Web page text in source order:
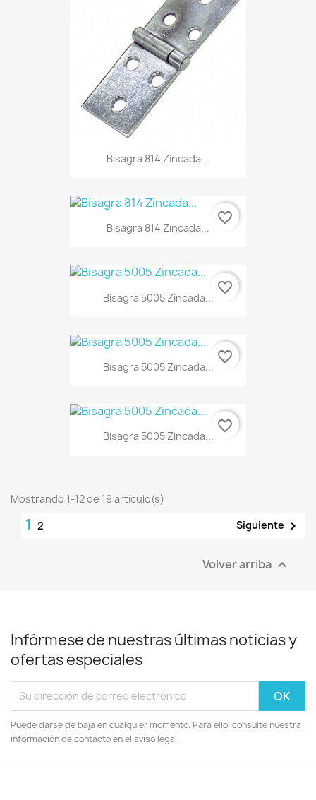
Bisagra 814 Zincada...
Bisagra 814 Zincada...
favorite_border
Bisagra 5005 Zincada...
favorite_border
Bisagra 5005 Zincada...
favorite_border
Bisagra 5005 Zincada...
favorite_border
Mostrando 1-12 de 19 artículo(s)
1 2 Siguiente 
Volver arriba 
Infórmese de nuestras últimas noticias y
ofertas especiales
Puede darse de baja en cualquier momento. Para ello, consulte nuestra
información de contacto en el aviso legal.